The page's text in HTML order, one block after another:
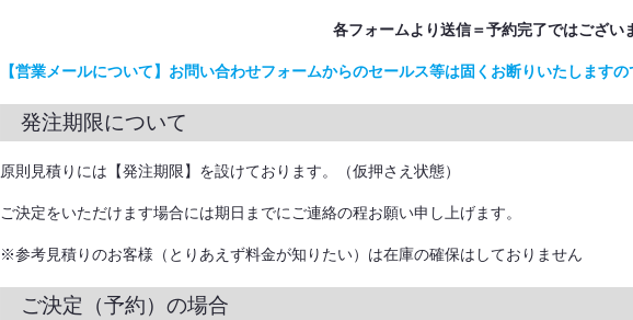
各フォームより送信＝予約完了ではござい
【営業メールについて】お問い合わせフォームからのセールス等は固くお断りいたしますの
発注期限について
原則見積りには【発注期限】を設けております。（仮押さえ状態）
ご決定をいただけます場合には期日までにご連絡の程お願い申し上げます。
※参考見積りのお客様（とりあえず料金が知りたい）は在庫の確保はしておりません
ご決定（予約）の場合